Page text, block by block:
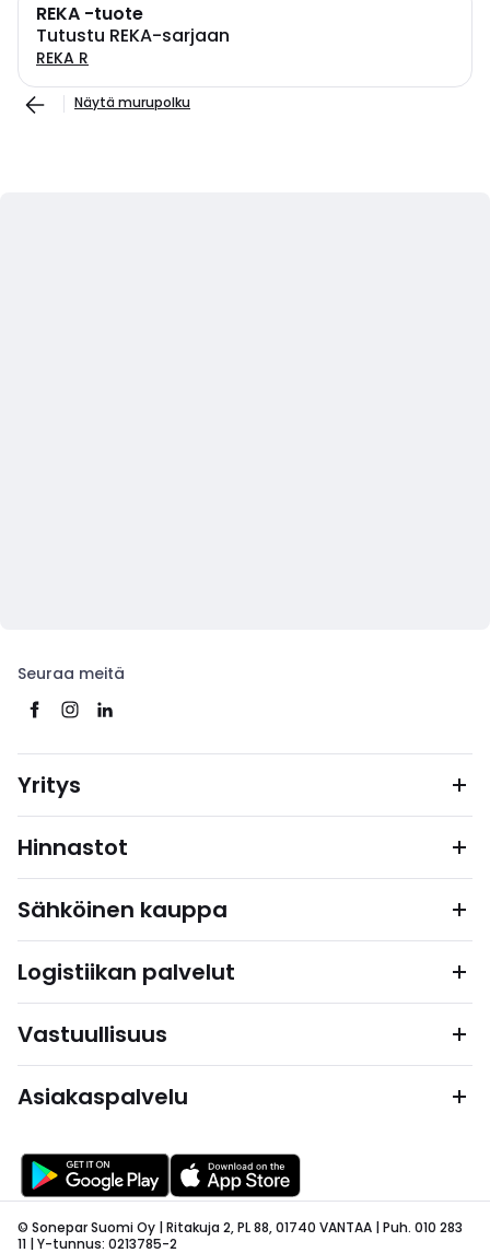
REKA -tuote
Tutustu REKA-sarjaan
REKA R
Näytä murupolku
Seuraa meitä
Yritys
Hinnastot
Sähköinen kauppa
Logistiikan palvelut
Vastuullisuus
Asiakaspalvelu
© Sonepar Suomi Oy | Ritakuja 2, PL 88, 01740 VANTAA | Puh. 010 283
11 | Y-tunnus: 0213785-2